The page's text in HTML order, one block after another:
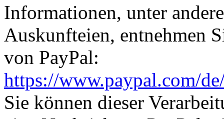
Informationen, unter
Auskunfteien, entnehmen
von PayPal:
https://www.paypal.com/
Sie können dieser